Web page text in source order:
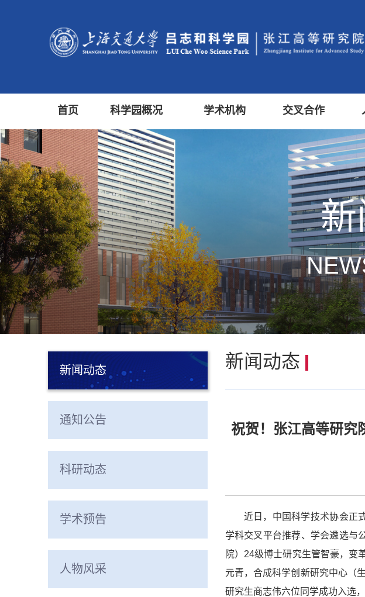
首页 科学园概况 学术机构 交叉合作
新闻动态
通知公告
科研动态
学术预告
人物风采
新闻动态
祝贺！张江高等研究
近日，中国科学技术协会正
学科交叉平台推荐、学会遴选与
院）24级博士研究生管智豪，变
元青，合成科学创新研究中心（
研究生商志伟六位同学成功入选，